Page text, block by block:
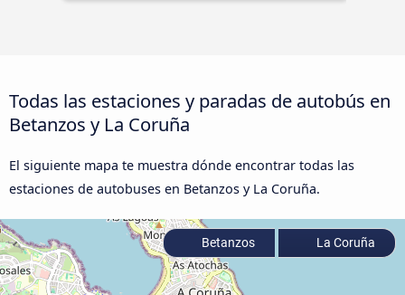
Todas las estaciones y paradas de autobús en
Betanzos y La Coruña
El siguiente mapa te muestra dónde encontrar todas las
estaciones de autobuses en Betanzos y La Coruña.
Betanzos La Coruña